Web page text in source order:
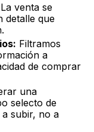
La venta se
detalle que
Filtramos
a
de comprar
una
selecto de
subir, no a